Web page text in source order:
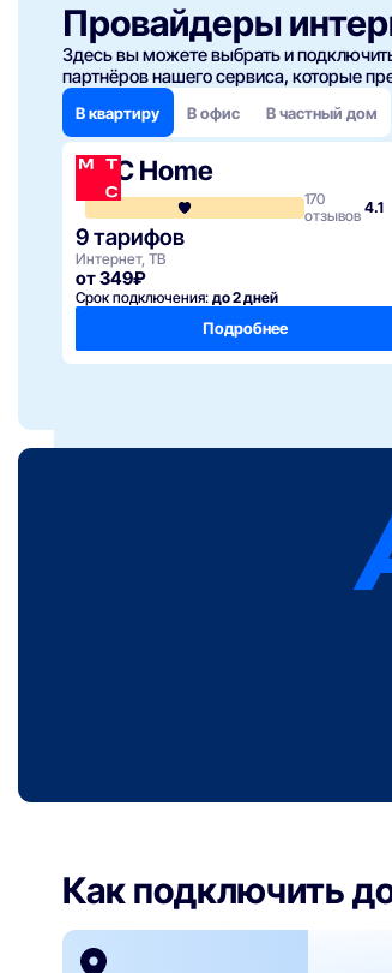
Провайдеры
Здесь вы можете выбрать и
партнёров нашего сервиса, которые
В квартиру В офис В частный дом
МТС Home
4.1
170
отзывов
9 тарифов
Интернет, ТВ
от 349₽
Срок подключения:до 2 дней
Подробнее
Как подключить